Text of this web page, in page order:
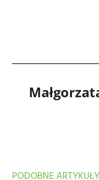
PODOBNE ARTYKUŁY